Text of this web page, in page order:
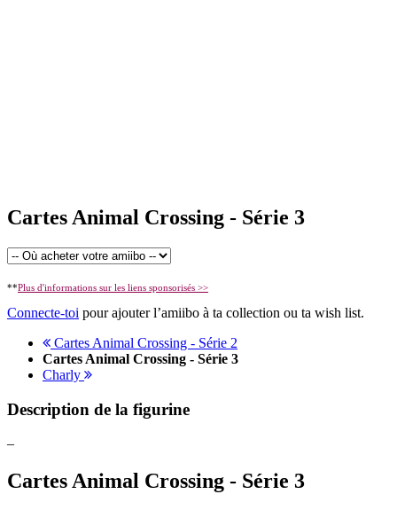
Cartes Animal Crossing - Série 3
**Plus d'informations sur les liens sponsorisés >>
Connecte-toi pour ajouter l’amiibo à ta collection ou ta wish list.
Cartes Animal Crossing - Série 2
Cartes Animal Crossing - Série 3
Charly
Description de la figurine
–
Cartes Animal Crossing - Série 3